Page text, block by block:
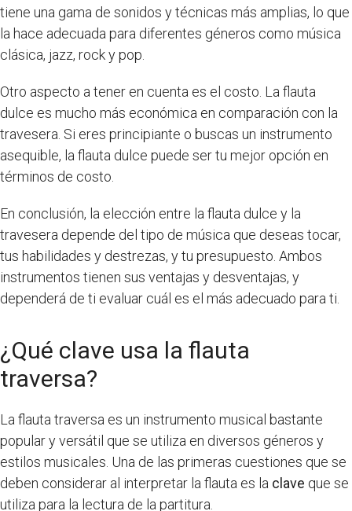
tiene una gama de sonidos y técnicas más amplias, lo que
la hace adecuada para diferentes géneros como música
clásica, jazz, rock y pop.
Otro aspecto a tener en cuenta es el costo. La flauta
dulce es mucho más económica en comparación con la
travesera. Si eres principiante o buscas un instrumento
asequible, la flauta dulce puede ser tu mejor opción en
términos de costo.
En conclusión, la elección entre la flauta dulce y la
travesera depende del tipo de música que deseas tocar,
tus habilidades y destrezas, y tu presupuesto. Ambos
instrumentos tienen sus ventajas y desventajas, y
dependerá de ti evaluar cuál es el más adecuado para ti.
¿Qué clave usa la flauta
traversa?
La flauta traversa es un instrumento musical bastante
popular y versátil que se utiliza en diversos géneros y
estilos musicales. Una de las primeras cuestiones que se
deben considerar al interpretar la flauta es la clave que se
utiliza para la lectura de la partitura.